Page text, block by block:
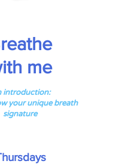
me
introduction:
your unique breath
signature